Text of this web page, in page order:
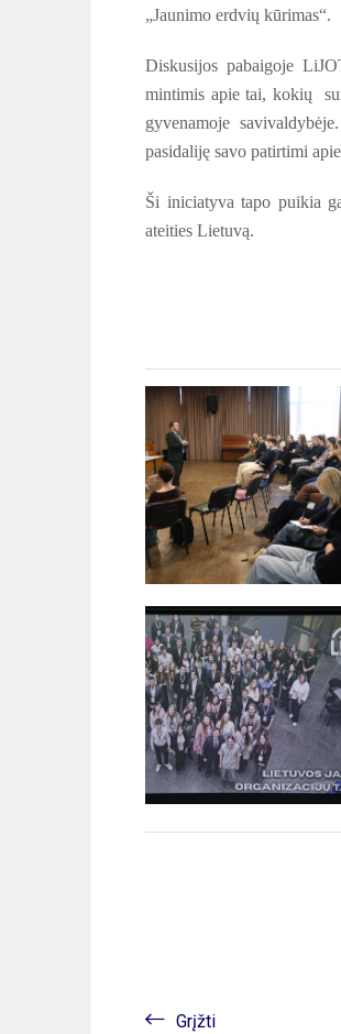
„Jaunimo erdvių kūrimas“.
Diskusijos pabaigoje
mintimis apie tai, kokių
gyvenamoje
pasidaliję savo patirtimi
Ši iniciatyva tapo puikia
ateities Lietuvą.
Grįžti